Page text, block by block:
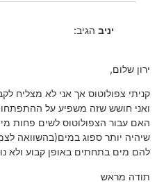
יניב הגיב:
ירון שלום,
קניתי צפולוטוס אך אני לא מצליח
ואני חושש שזה משפיע על
האם עבור הצפולוטוס לשים פחות
שיהיה יותר ספוג במים(בהשוואה
להם מים בתחתים באופן קבוע ולא
תודה מראש